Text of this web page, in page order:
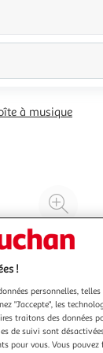
à musique
à
à
100
%
le
!
personnelles,
"J'accepte", les
traitons des données
de suivi sont
pour vous. Vous